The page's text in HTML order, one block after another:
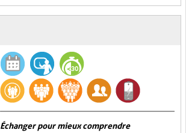
Échanger pour mieux comprendre